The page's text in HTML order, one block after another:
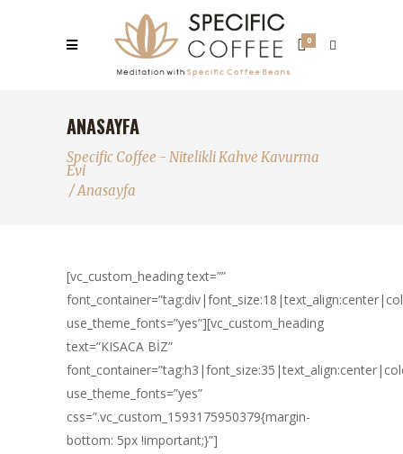
0
ANASAYFA
Specific Coffee - Nitelikli Kahve Kavurma
Evi
/Anasayfa
[vc_custom_heading text=””
use_theme_fonts=”yes”][vc_custom_heading
text=”KISACA BİZ”
use_theme_fonts=”yes”
css=”.vc_custom_1593175950379{margin-
bottom: 5px !important;}”]